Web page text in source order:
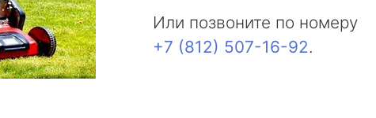
Или позвоните по номеру
+7 (812) 507-16-92.